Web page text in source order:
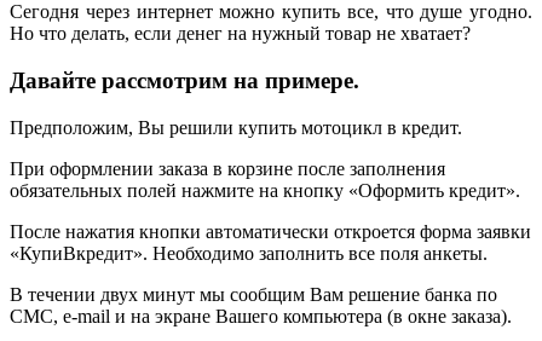
Сегодня через интернет можно купить все, что душе угодно.
Но что делать, если денег на нужный товар не хватает?
Давайте рассмотрим на примере.
Предположим, Вы решили купить мотоцикл в кредит.
При оформлении заказа в корзине после заполнения
обязательных полей нажмите на кнопку «Оформить кредит».
После нажатия кнопки автоматически откроется форма заявки
«КупиВкредит». Необходимо заполнить все поля анкеты.
В течении двух минут мы сообщим Вам решение банка по
СМС, e-mail и на экране Вашего компьютера (в окне заказа).